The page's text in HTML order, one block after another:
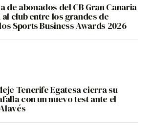
de abonados del CB Gran Canaria
al club entre los grandes de
Sports Business Awards 2026
Tenerife Egatesa cierra su
con un nuevo test ante el